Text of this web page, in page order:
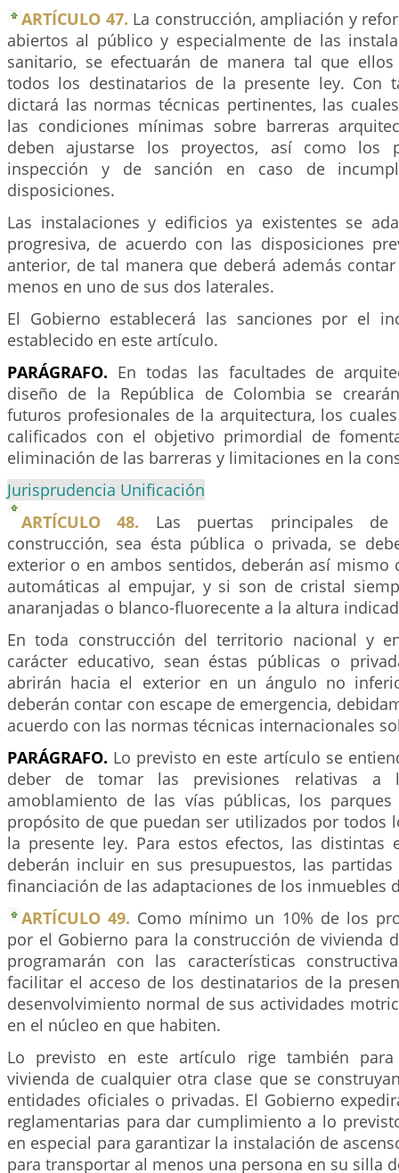
ARTÍCULO 47. La construcción, ampliación y
abiertos al público y especialmente de las
sanitario, se efectuarán de manera tal que ellos
todos los destinatarios de la presente ley. Con
dictará las normas técnicas pertinentes, las
las condiciones mínimas sobre barreras
deben ajustarse los proyectos, así como los
inspección y de sanción en caso de
disposiciones.
Las instalaciones y edificios ya existentes se
progresiva, de acuerdo con las disposiciones
anterior, de tal manera que deberá además
menos en uno de sus dos laterales.
El Gobierno establecerá las sanciones por el
establecido en este artículo.
PARÁGRAFO. En todas las facultades de
diseño de la República de Colombia se
futuros profesionales de la arquitectura, los
calificados con el objetivo primordial de
eliminación de las barreras y limitaciones en la
Jurisprudencia Unificación
ARTÍCULO 48. Las puertas principales
construcción, sea ésta pública o privada, se
exterior o en ambos sentidos, deberán así mismo
automáticas al empujar, y si son de cristal
anaranjadas o blanco-fluorecente a la altura
En toda construcción del territorio nacional y
carácter educativo, sean éstas públicas o
abrirán hacia el exterior en un ángulo no
deberán contar con escape de emergencia,
acuerdo con las normas técnicas internacionales
PARÁGRAFO. Lo previsto en este artículo se
deber de tomar las previsiones relativas a
amoblamiento de las vías públicas, los
propósito de que puedan ser utilizados por todos
la presente ley. Para estos efectos, las distintas
deberán incluir en sus presupuestos, las
financiación de las adaptaciones de los inmuebles
ARTÍCULO 49. Como mínimo un 10% de los
por el Gobierno para la construcción de vivienda
programarán con las características
facilitar el acceso de los destinatarios de la
desenvolvimiento normal de sus actividades
en el núcleo en que habiten.
Lo previsto en este artículo rige también
vivienda de cualquier otra clase que se
entidades oficiales o privadas. El Gobierno
reglamentarias para dar cumplimiento a lo
en especial para garantizar la instalación de
para transportar al menos una persona en su silla